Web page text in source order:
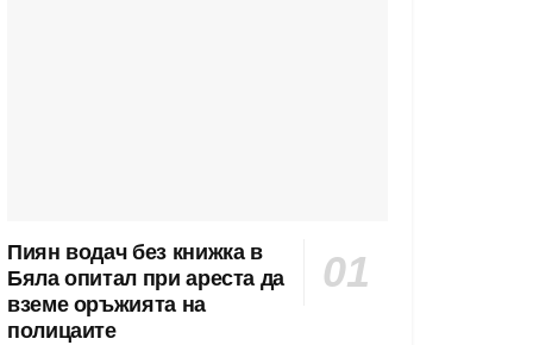
Пиян водач без книжка в
Бяла опитал при ареста да
вземе оръжията на
полицаите